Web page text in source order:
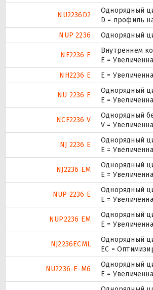
NU2236D2
Однорядный
D = профиль
NUP 2236
Однорядный
NF2236 E
Внутреннем
Е =
NH2236 E
Е =
NU 2236 E
Однорядный
Е =
NCF2236 V
Однорядный
V =
NJ 2236 E
Однорядный
Е =
NJ2236 EM
Однорядный
E =
NUP 2236 E
Однорядный
Е =
NUP2236 EM
Однорядный
E =
NJ2236ECML
Однорядный
EC =
NU2236-E-M6
Однорядный
E =